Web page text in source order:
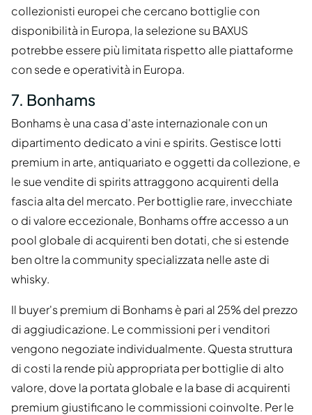
collezionisti europei che cercano bottiglie con
disponibilità in Europa, la selezione su BAXUS
potrebbe essere più limitata rispetto alle piattaforme
con sede e operatività in Europa.
7. Bonhams
Bonhams è una casa d'aste internazionale con un
dipartimento dedicato a vini e spirits. Gestisce lotti
premium in arte, antiquariato e oggetti da collezione, e
le sue vendite di spirits attraggono acquirenti della
fascia alta del mercato. Per bottiglie rare, invecchiate
o di valore eccezionale, Bonhams offre accesso a un
pool globale di acquirenti ben dotati, che si estende
ben oltre la community specializzata nelle aste di
whisky.
Il buyer's premium di Bonhams è pari al 25% del prezzo
di aggiudicazione. Le commissioni per i venditori
vengono negoziate individualmente. Questa struttura
di costi la rende più appropriata per bottiglie di alto
valore, dove la portata globale e la base di acquirenti
premium giustificano le commissioni coinvolte. Per le